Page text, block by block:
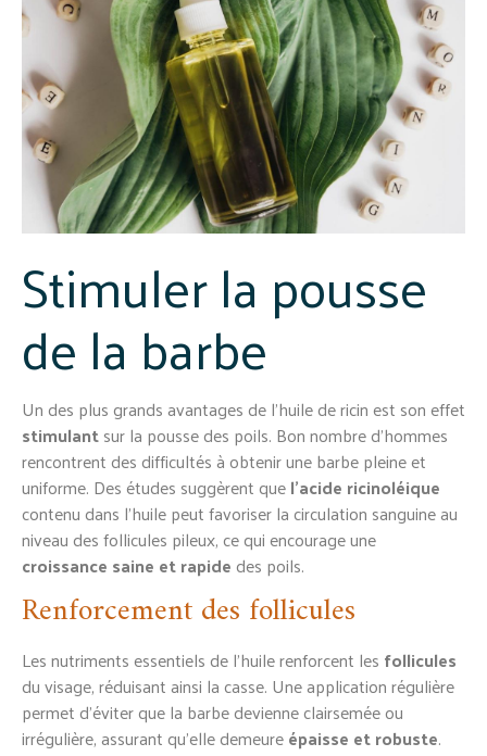
Stimuler la pousse
de la barbe
Un des plus grands avantages de l’huile de ricin est son effet
stimulantsur la pousse des poils. Bon nombre d’hommes
rencontrent des difficultés à obtenir une barbe pleine et
uniforme. Des études suggèrent quel’acide ricinoléique
contenu dans l’huile peut favoriser la circulation sanguine au
niveau des follicules pileux, ce qui encourage une
croissance saine et rapide des poils.
Renforcement des follicules
Les nutriments essentiels de l’huile renforcent les follicules
du visage, réduisant ainsi la casse. Une application régulière
permet d’éviter que la barbe devienne clairsemée ou
irrégulière, assurant qu’elle demeureépaisse et robuste.